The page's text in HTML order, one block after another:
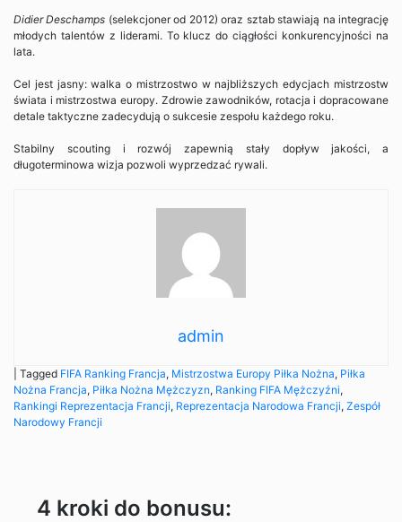
Didier Deschamps (selekcjoner od 2012) oraz sztab stawiają na integrację
młodych talentów z liderami. To klucz do ciągłości konkurencyjności na
lata.
Cel jest jasny: walka o mistrzostwo w najbliższych edycjach mistrzostw
świata i mistrzostwa europy. Zdrowie zawodników, rotacja i dopracowane
detale taktyczne zadecydują o sukcesie zespołu każdego roku.
Stabilny scouting i rozwój zapewnią stały dopływ jakości, a
długoterminowa wizja pozwoli wyprzedzać rywali.
admin
Tagged FIFA Ranking Francja, Mistrzostwa Europy Piłka Nożna, Piłka
Nożna Francja, Piłka Nożna Mężczyzn, Ranking FIFA Mężczyźni,
Rankingi Reprezentacja Francji, Reprezentacja Narodowa Francji, Zespół
Narodowy Francji
4 kroki do bonusu: